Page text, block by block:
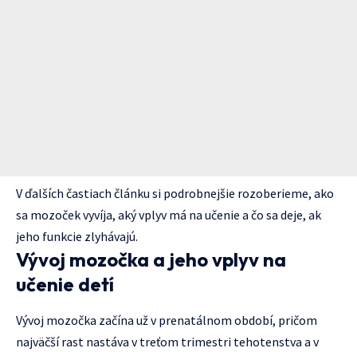
V ďalších častiach článku si podrobnejšie rozoberieme, ako
sa mozoček vyvíja, aký vplyv má na učenie a čo sa deje, ak
jeho funkcie zlyhávajú.
Vývoj mozočka a jeho vplyv na
učenie detí
Vývoj mozočka začína už v prenatálnom období, pričom
najväčší rast nastáva v treťom trimestri tehotenstva a v